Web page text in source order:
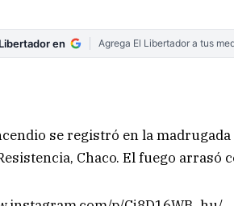
en Agrega El Libertador a tus
se registró en la
Chaco. El fuego arrasó